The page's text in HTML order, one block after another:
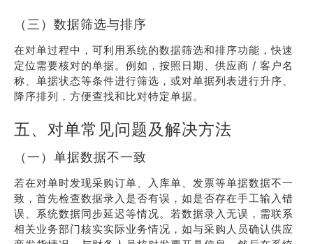
（三）数据筛选与排序
在对单过程中，可利用系统的数据筛选和排序功能，快速
定位需要核对的单据。例如，按照日期、供应商 / 客户名
称、单据状态等条件进行筛选，或对单据列表进行升序、
降序排列，方便查找和比对特定单据。
五、对单常见问题及解决方法
（一）单据数据不一致
若在对单时发现采购订单、入库单、发票等单据数据不一
致，首先检查数据录入是否有误，如是否存在手工输入错
误、系统数据同步延迟等情况。若数据录入无误，需联系
相关业务部门核实实际业务情况，如与采购人员确认供应